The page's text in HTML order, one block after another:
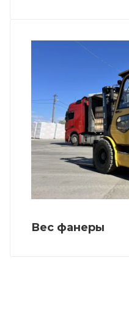
Вес фанеры